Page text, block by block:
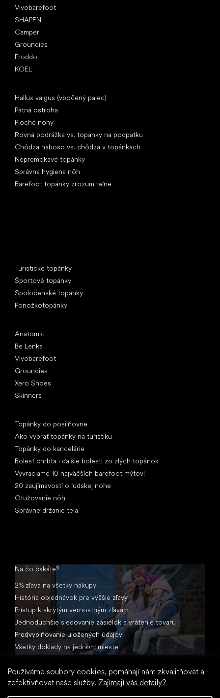
Používáme soubory cookies, pomáhají nám zkvalitňovat a
zefektivňovat naše služby. Zajímají vás detaily?
Vivobarefoot
SHAPEN
Camper
Groundies
Froddo
KOEL
Hallux valgus (vbočený palec)
Pätná ostroha
Ploché nohy
Rovná podrážka vs. topánky na podpätku
Chôdza naboso vs. chôdza v topánkach
Nepremokavé topánky
Správna hygiena nôh
Barefoot topánky zrozumiteľne
Turistické topánky
Športové topánky
Spoločenské topánky
Ponožkotopánky
Anatomic
Be Lenka
Vivobarefoot
Groundies
Xero Shoes
Skinners
Topánky do posilňovne
Ako vybrať topánky na turistiku
Topánky do kancelárie
Bolesť chrbta i ďalšie bolesti zo zlých topánok
Vyvraciame 10 najväčších barefoot mýtov!
20 zaujímavostí o ľudskej nohe
Otužovanie nôh
Správne držanie tela
Na čo čakáte?
2% zľava na všetky nákupy
História objednávok pre vyššie zľavy
Prístup k skrytým vernostným zľavám
Jednoduchšie sledovanie zásielok a vrátenie tovaru
Predvyplňovanie uložených údajov
Všetky doklady na jednom mieste